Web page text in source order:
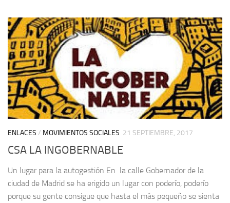
ENLACES / MOVIMIENTOS SOCIALES 21 SEPTIEMBRE, 2017
CSA LA INGOBERNABLE
Un lugar para la autogestión En la calle Gobernador de la
ciudad de Madrid se ha erigido un lugar con poderío, poderío
porque su gente consigue que hasta el más pequeño se sienta